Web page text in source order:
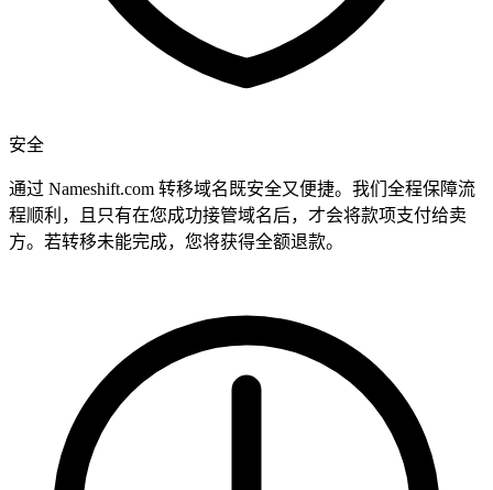
安全
通过 Nameshift.com 转移域名既安全又便捷。我们全程保障流
程顺利，且只有在您成功接管域名后，才会将款项支付给卖
方。若转移未能完成，您将获得全额退款。